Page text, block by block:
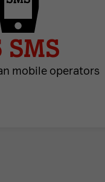
SMS
mobile operators